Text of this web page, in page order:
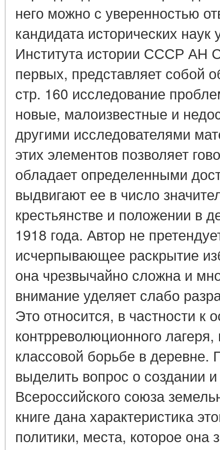
него можно с уверенностью
кандидата исторических наук
Института истории СССР АН
первых, представляет
стр. 160 исследование
новые, малоизвестные и
другими исследователями
этих элементов позволяет
обладает определенными
выдвигают ее в число
крестьянстве и положении в
1918 года. Автор не
исчерпывающее раскрытие
она чрезвычайно сложна и
внимание уделяет слабо
Это относится, в частности к
контрреволюционного лагеря,
классовой борьбе в деревне.
выделить вопрос о создании
Всероссийского союза
книге дана характеристика
политики, места, которое она